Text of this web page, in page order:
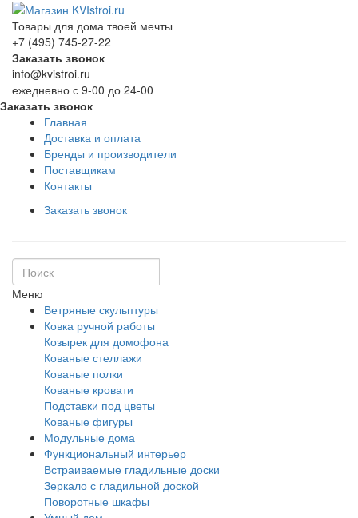
Товары для дома твоей мечты
+7 (495) 745-27-22
Заказать звонок
info@kvistroi.ru
ежедневно с 9-00 до 24-00
Заказать звонок
Главная
Доставка и оплата
Бренды и производители
Поставщикам
Контакты
Заказать звонок
Меню
Ветряные скульптуры
Ковка ручной работы
Козырек для домофона
Кованые стеллажи
Кованые полки
Кованые кровати
Подставки под цветы
Кованые фигуры
Модульные дома
Функциональный интерьер
Встраиваемые гладильные доски
Зеркало с гладильной доской
Поворотные шкафы